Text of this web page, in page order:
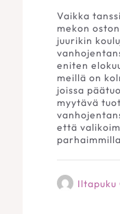
Vaikka
mekon
juurikin
eniten
meillä on
joissa
myytävä
että
Iltapuku